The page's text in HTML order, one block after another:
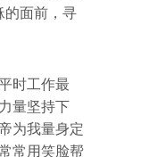
的面前，寻
时工作最
量坚持下
为我量身定
常用笑脸帮